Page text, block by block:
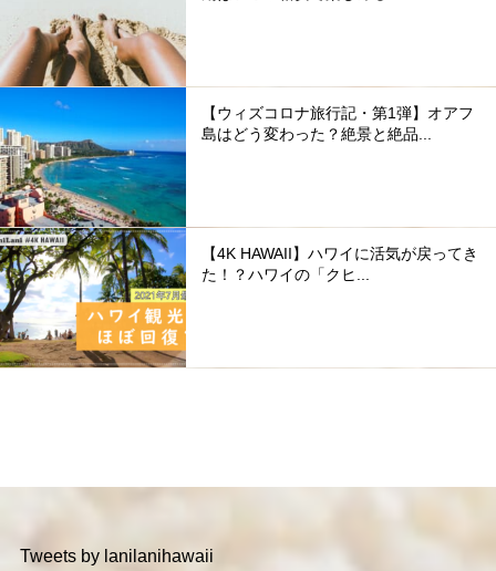
【ウィズコロナ旅行記・第1弾】オアフ
島はどう変わった？絶景と絶品...
【4K HAWAII】ハワイに活気が戻ってき
た！？ハワイの「クヒ...
Tweets by lanilanihawaii